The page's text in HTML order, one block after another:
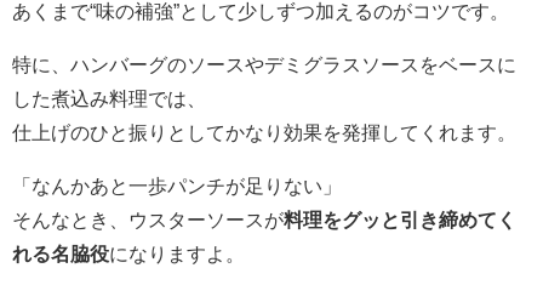
あくまで“味の補強”として少しずつ加えるのがコツです。
特に、ハンバーグのソースやデミグラスソースをベースに
した煮込み料理では、
仕上げのひと振りとしてかなり効果を発揮してくれます。
「なんかあと一歩パンチが足りない」
そんなとき、ウスターソースが料理をグッと引き締めてく
れる名脇役になりますよ。